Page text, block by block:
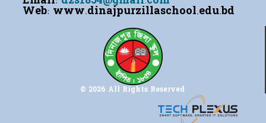
© 2026 All Rights Reserved
Web: www.dinajpurzillaschool.edu.bd